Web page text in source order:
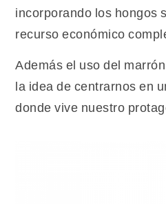
incorporando los hongos
recurso económico
Además el uso del
la idea de centrarnos en
donde vive nuestro